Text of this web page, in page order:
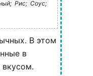
Рис; Соус;
В этом
в